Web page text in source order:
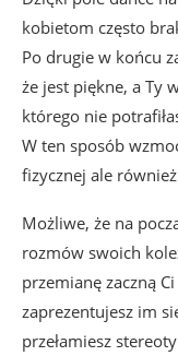
kobietom często
Po drugie w końcu
że jest piękne, a Ty
którego nie
W ten sposób
fizycznej ale
Możliwe, że na
rozmów swoich
przemianę zaczną
zaprezentujesz im
przełamiesz